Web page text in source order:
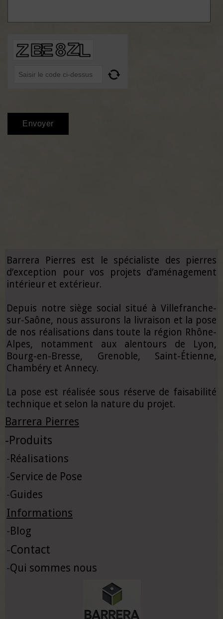
Barrera Pierres est le spécialiste des pierres
d’exception pour vos projets d’aménagement
intérieur et extérieur.
Depuis notre siège social situé à Villefranche-
sur-Saône, nous assurons la livraison et la pose
de nos réalisations dans toute la région Rhône-
Alpes, notamment aux alentours de Lyon,
Bourg-en-Bresse, Grenoble, Saint-Étienne,
Chambéry et Annecy.
La pose est réalisée sous réserve de faisabilité
technique et selon la nature du projet.
Barrera Pierres
-Produits
- Réalisations
-Service de Pose
-Guides
Informations
- Blog
-Contact
-Qui sommes nous